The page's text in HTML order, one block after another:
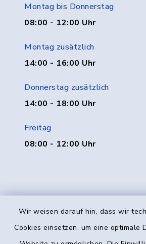
Wir weisen darauf hin, dass wir
Cookies einsetzen, um eine optimale
Montag bis Donnerstag
08:00 - 12:00 Uhr
Montag zusätzlich
14:00 - 16:00 Uhr
Donnerstag zusätzlich
14:00 - 18:00 Uhr
Freitag
08:00 - 12:00 Uhr
Kontakt